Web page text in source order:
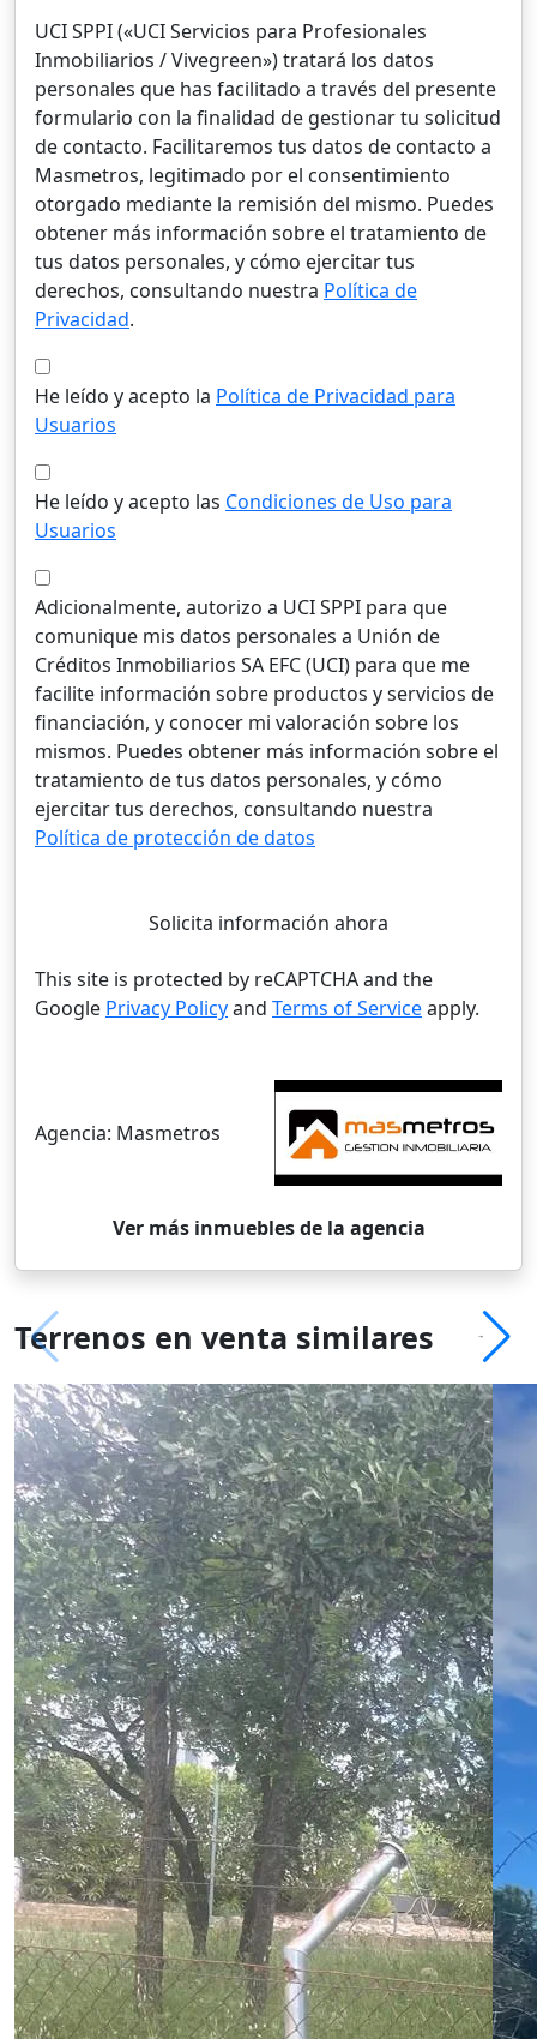
UCI SPPI («UCI Servicios para Profesionales
Inmobiliarios / Vivegreen») tratará los datos
personales que has facilitado a través del presente
formulario con la finalidad de gestionar tu solicitud
de contacto. Facilitaremos tus datos de contacto a
Masmetros, legitimado por el consentimiento
otorgado mediante la remisión del mismo. Puedes
obtener más información sobre el tratamiento de
tus datos personales, y cómo ejercitar tus
derechos, consultando nuestra Política de
Privacidad.
He leído y acepto la Política de Privacidad para
Usuarios
He leído y acepto las Condiciones de Uso para
Usuarios
Adicionalmente, autorizo a UCI SPPI para que
comunique mis datos personales a Unión de
Créditos Inmobiliarios SA EFC (UCI) para que me
facilite información sobre productos y servicios de
financiación, y conocer mi valoración sobre los
mismos. Puedes obtener más información sobre el
tratamiento de tus datos personales, y cómo
ejercitar tus derechos, consultando nuestra
Política de protección de datos
Solicita información ahora
This site is protected by reCAPTCHA and the
Google Privacy Policyand Terms of Serviceapply.
Agencia: Masmetros
Ver más inmuebles de la agencia
Terrenos en venta similares